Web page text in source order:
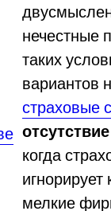
нечестные
таких
вариантов
страховые
когда
мелкие